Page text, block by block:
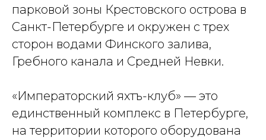
парковой зоны Крестовского острова в
Санкт-Петербурге и окружен с трех
сторон водами Финского залива,
Гребного канала и Средней Невки.
«Императорский яхтъ-клуб» — это
единственный комплекс в Петербурге,
на территории которого оборудована